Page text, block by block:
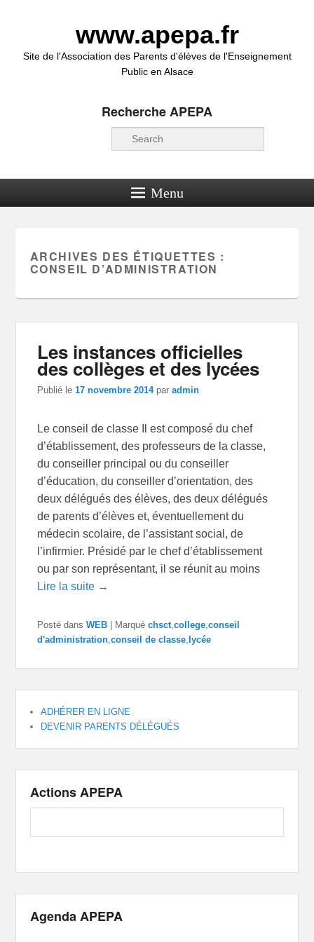
www.apepa.fr
Site de l'Association des Parents d'élèves de l'Enseignement
Public en Alsace
Recherche APEPA
Recherche
Menu
ARCHIVES DES ÉTIQUETTES :
CONSEIL D’ADMINISTRATION
Les instances officielles
des collèges et des lycées
Publié le17 novembre 2014 paradmin
Le conseil de classe Il est composé du chef
d’établissement, des professeurs de la classe,
du conseiller principal ou du conseiller
d’éducation, du conseiller d’orientation, des
deux délégués des élèves, des deux délégués
de parents d’élèves et, éventuellement du
médecin scolaire, de l’assistant social, de
l’infirmier. Présidé par le chef d’établissement
ou par son représentant, il se réunit au moins
Lire la suite →
Posté dans WEB Marqué chsct ,college ,conseil
d'administration ,conseil de classe lycée
ADHÉRER EN LIGNE
DEVENIR PARENTS DÉLÉGUÉS
Actions APEPA
Agenda APEPA